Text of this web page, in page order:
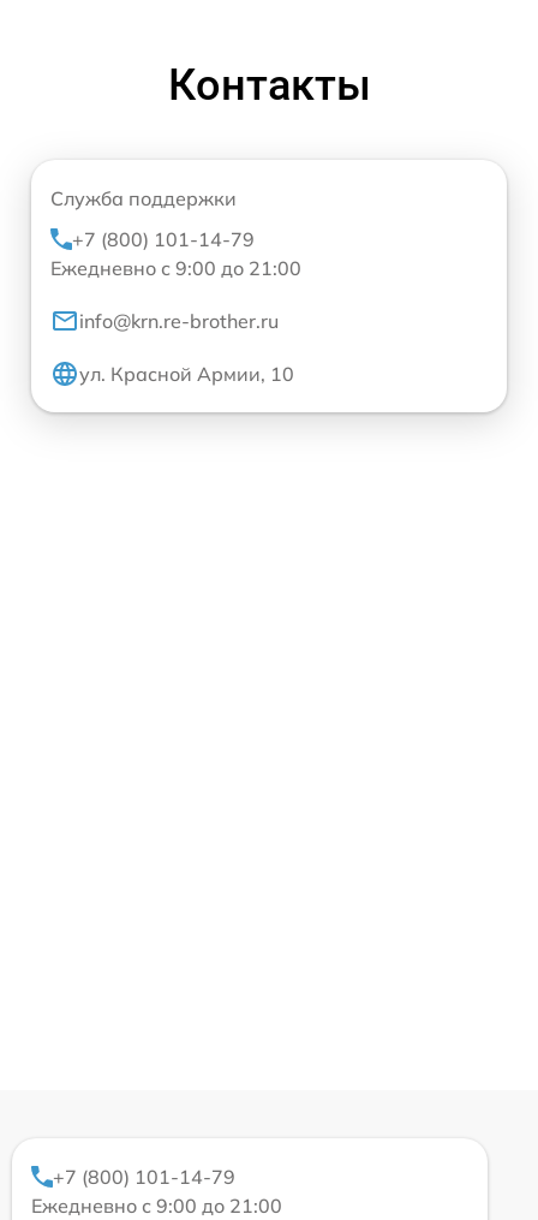
Контакты
Служба поддержки
+7 (800) 101-14-79
Ежедневно с 9:00 до 21:00
info@krn.re-brother.ru
ул. Красной Армии, 10
+7 (800) 101-14-79
Ежедневно с 9:00 до 21:00